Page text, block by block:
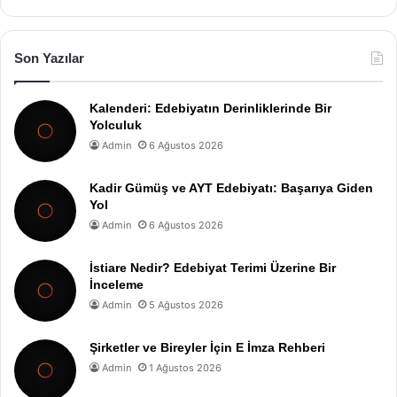
Son Yazılar
Kalenderi: Edebiyatın Derinliklerinde Bir
Yolculuk
Admin 6 Ağustos 2026
Kadir Gümüş ve AYT Edebiyatı: Başarıya Giden
Yol
Admin 6 Ağustos 2026
İstiare Nedir? Edebiyat Terimi Üzerine Bir
İnceleme
Admin 5 Ağustos 2026
Şirketler ve Bireyler İçin E İmza Rehberi
Admin 1 Ağustos 2026